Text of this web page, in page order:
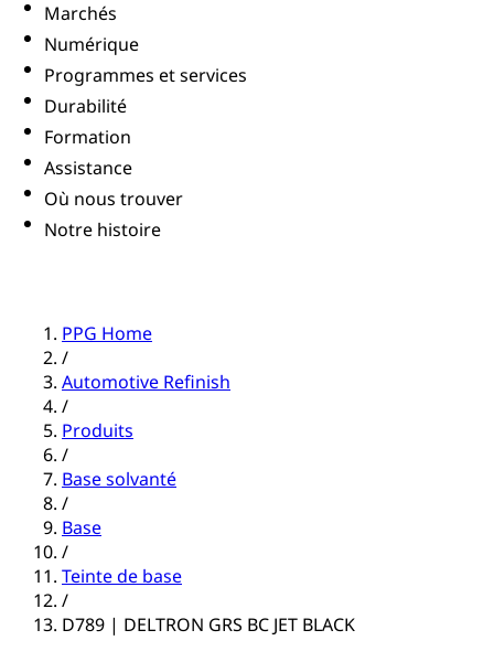
Marchés
Numérique
Programmes et services
Durabilité
Formation
Assistance
Où nous trouver
Notre histoire
PPG Home
/
Automotive Refinish
/
Produits
/
Base solvanté
/
Base
/
Teinte de base
/
D789 | DELTRON GRS BC JET BLACK